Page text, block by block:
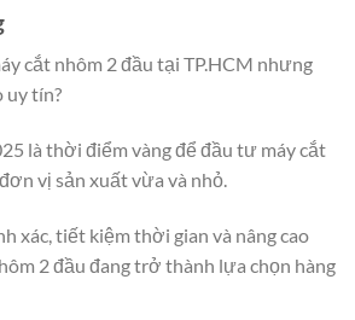
cắt nhôm 2 đầu tại TP.HCM nhưng
uy tín?
là thời điểm vàng để đầu tư máy cắt
vị sản xuất vừa và nhỏ.
xác, tiết kiệm thời gian và nâng cao
2 đầu đang trở thành lựa chọn hàng